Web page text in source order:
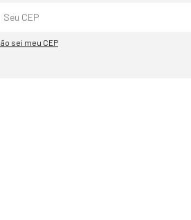
sei meu CEP